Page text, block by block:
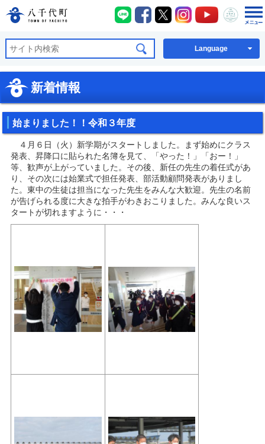
八千代町公式ホームページ
八千代町LINE
八千代町Facebook
八千代町X八千代町Instagram
八千代町
八千
Language
新着情報
始まりました！！令和３年度
４月６日（火）新学期がスタートしました。まず始めにクラス
発表、昇降口に貼られた名簿を見て、「やった！」「おー！」
等、歓声が上がっていました。その後、新任の先生の着任式があ
り、その次には始業式で担任発表、部活動顧問発表がありまし
た。東中の生徒は担当になった先生をみんな大歓迎。先生の名前
が告げられる度に大きな拍手がわきおこりました。みんな良いス
タートが切れますように・・・